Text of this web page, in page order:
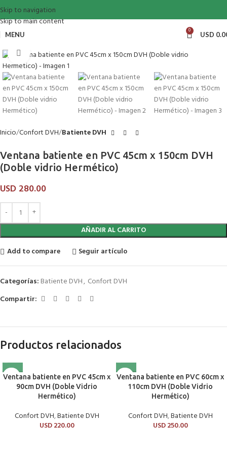
Skip to navigation
Skip to main content
MENU 0 USD
Click to enlarge
Inicio Confort DVH Batiente DVH
Ventana batiente en PVC 45cm x 150cm DVH
(Doble vidrio Hermético)
USD 280.00
AÑADIR AL CARRITO
Add to compare
Seguir artículo
Categorías: Batiente DVH, Confort DVH
Compartir:
Productos relacionados
Ventana batiente en PVC 45cm x
90cm DVH (Doble Vidrio
Hermético)
Confort DVH,Batiente DVH
USD220.00
Ventana batiente en PVC 60cm x
110cm DVH (Doble Vidrio
Hermético)
Confort DVH,Batiente DVH
USD250.00